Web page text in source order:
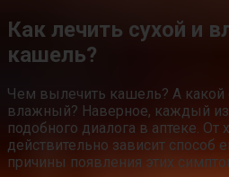
Как лечить сухой и
кашель?
Чем вылечить кашель? А какой
влажный? Наверное, каждый
подобного диалога в аптеке. От
действительно зависит способ
причины появления этих